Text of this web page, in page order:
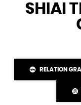
SHIAI
RELATION